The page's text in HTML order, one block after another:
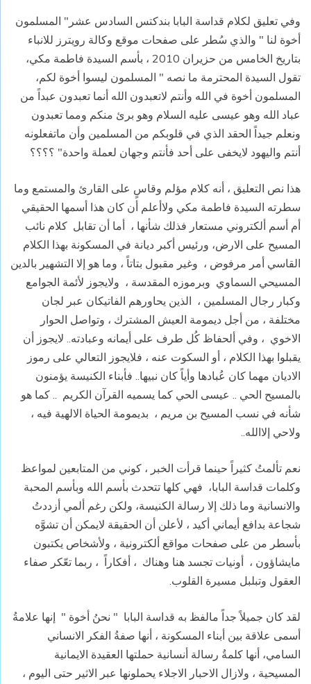
وفي تعليق لكلام قداسة البابا بندكتس السادس عشر" المسلمون
أخوة لنا " والذي سُطر على صفحات موقع وكالة رويترز للانباء
بتاريخ الخامس من حزيران 2010 ، بأسم السيدة فاطمة مكي،
تقول السيدة المحترمة ما نصه " المسلمون ليسوا أخوة لكم،
المسلمون أخوة في الله وأنتم لاتعبدون الله أنما تعبدون عبداً من
عباد الله وهو عيسى عليه السلام وهو برئ منكم ومما تعبدون
ونعلم جيداً الحقد الذي في قلوبكم من المسلمين وأن ماتفعلونه
أنتم واليهود لايخفى على أحد فأنتم وجهان لعملة واحدة" ؟؟؟؟
هذا نص التعليق ، أنه كلام مؤلم وقاسٍ على القارئ والمستمع وما
سطرته السيدة فاطمة مكي ولاأعلم أن كان هذا أسمها الحقيقي
أم أسم ألكتروني مستعار فذلك شأنها ، أما أن تقابل كلام نائب
المسيح على الارض، ورئيس أكبر ديانة في المسكونة بهذا الكلام
القاسي أمر مرفوض ، وغير مقبول بتاتاً ، وما هو إلا التشهير بالدين
المسيحي السماوي وبرموزه المقدسة ، ولايجوز لأئمة الجوامع
وكبار رجال المسلمين ، الذين يحاورهم الفاتيكان عبر لجان
مختلفة ، من أجل ديمومة العيش المشترك ، وتواصل الحوار
الاخوي ، وفي ألحفاظ كُل طرف على أيمانه وعبادته.. لايجوز أن
يقبلوا بهذا الكلام ، أو السكوت عنه ، فلايجوز التعالي على رموز
الاديان مهما كان عُبادها وأياً كان نبيها.. فأبناء الكنيسة يؤمنون
بالمسيح الحي .. عيسى الحي كما يسميه القرآن الكريم .. كما هو
شأنه في نسب المسيح بن مريم ، بديمومة الحياة الالهية فيه ،
ولاحي إلاالله..
نعم تألمتُ كثيراً حينما قرأت الخبر ، كوني من المتابعين لمواعظ
وكلمات قداسة البابا، فهي كلها تتحدث بأسم الله وبأسم المحبة
والانسانية وما ذلك إلا رسالة الكنيسة، ولكن رغم ألمي أزددتُ
شجاعة بدافع أيماني أكيد ، لأعلن أن الحقيقة لايمكن أن تشوَّه
بأسطر من على صفحات مواقع ألكترونية ، ولأشخاص يكتبون
مايشاؤون ، أونيات تجسد هنا وهناك ، أفكاراً ، ربما تعّكر صفاء
العقول وتبلبل مسيرة القلوب.
لقد كان جميلاً جداً مالفظ به قداسة البابا " نحنُ أخوة " إنها علامةُ
أسمى علاقة بين أبناء المسكونة ، أنها صفةُ الفكر الانساني
السامي، أنها كلمةُ رسالة أنسانية حملتها العقيدة الايمانية
المسيحية ، ولازال الاحبار الاجلاء يحملونها عبر الاثير حتى اليوم ،